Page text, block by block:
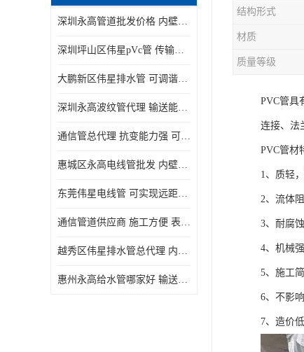
深圳永高管道批发价格 内壁光滑 抗震性能好
深圳坪山区伟星pVc管 传输损耗小 频率稳定性好
大鹏新区伟星排水管 可调谐性好 大功率 效率高
深圳永高波纹管代理 输送能力强 可以承受高温
通信管总代理 抗变能力强 可耐强震 扭曲
惠城区永高电线管批发 内壁光滑 抗震性能好
东莞伟星电线管 可实现远距离通信 频率稳定性好
通信管道供应商 施工方便 表面电阻系数大
越秀区伟星排水管总代理 内部表面光滑 大功率 效率高
惠州永高给水管哪家好 输送能力强 方便施工和运输
结构形式
材质
质量等级
PVC管具
连接、法
PVC管材
1、质轻
2、流体
3、耐腐
4、机械
5、施工
6、不影
7、造价